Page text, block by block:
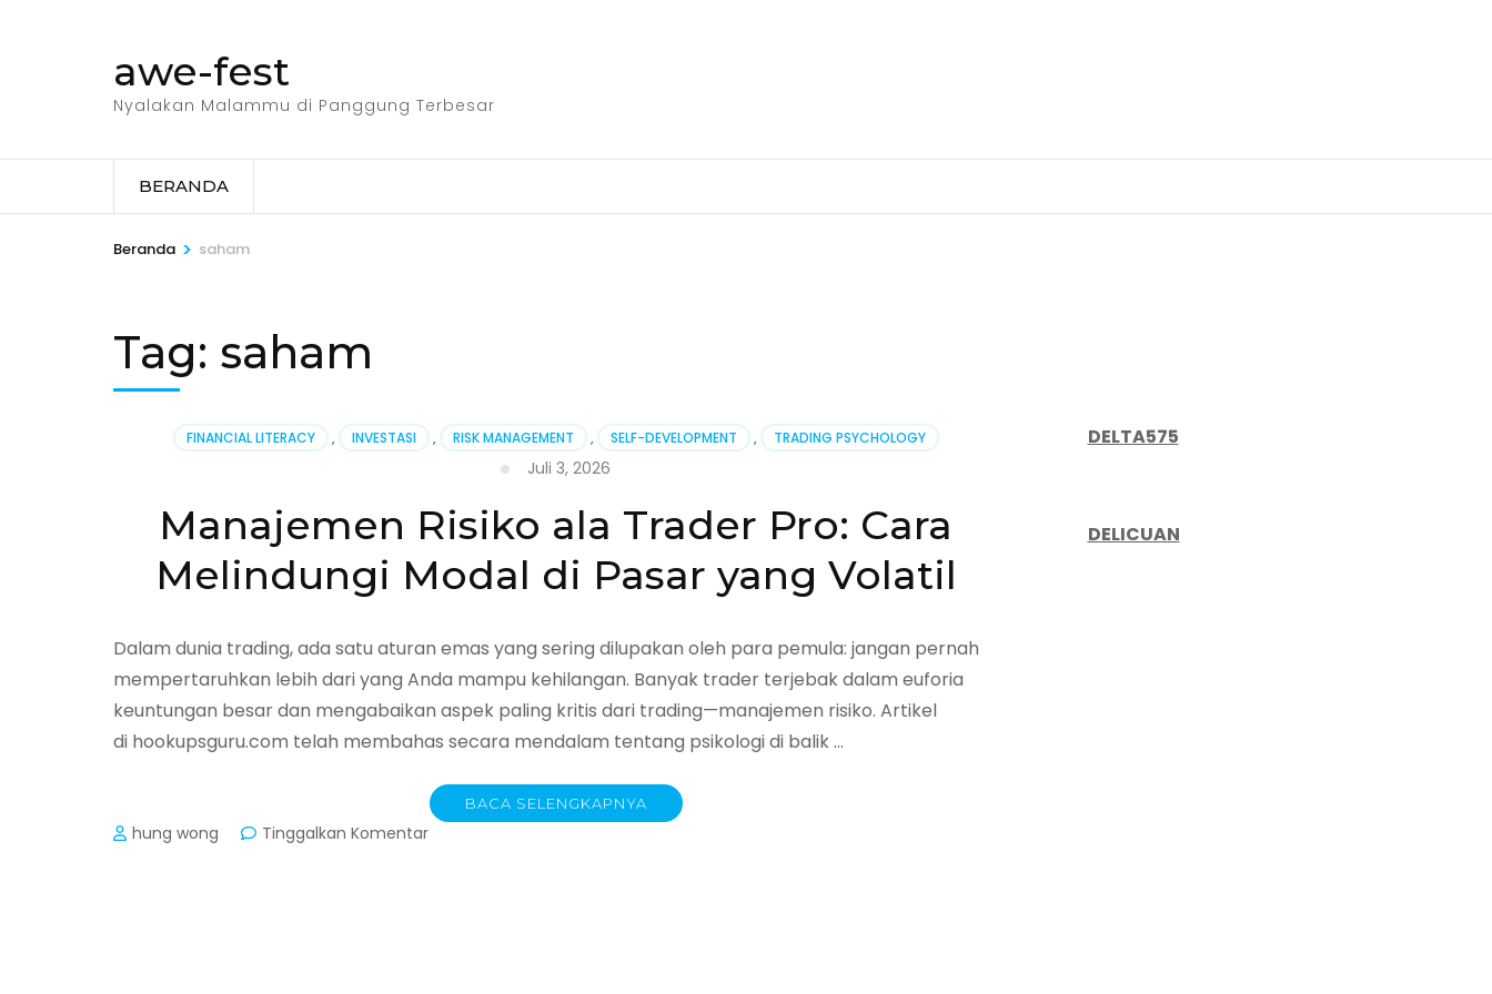
awe-fest
Nyalakan Malammu di Panggung Terbesar
BERANDA
Beranda > saham
Tag: saham
FINANCIAL LITERACY , INVESTASI , RISK MANAGEMENT , SELF-DEVELOPMENT , TRADING PSYCHOLOGY
Juli 3, 2026
Manajemen Risiko ala Trader Pro: Cara
Melindungi Modal di Pasar yang Volatil
Dalam dunia trading, ada satu aturan emas yang sering dilupakan oleh para pemula: jangan pernah
mempertaruhkan lebih dari yang Anda mampu kehilangan. Banyak trader terjebak dalam euforia
keuntungan besar dan mengabaikan aspek paling kritis dari trading—manajemen risiko. Artikel
di hookupsguru.com telah membahas secara mendalam tentang psikologi di balik …
BACA SELENGKAPNYA
hung wong Tinggalkan Komentarpada
DELTA575
DELICUAN